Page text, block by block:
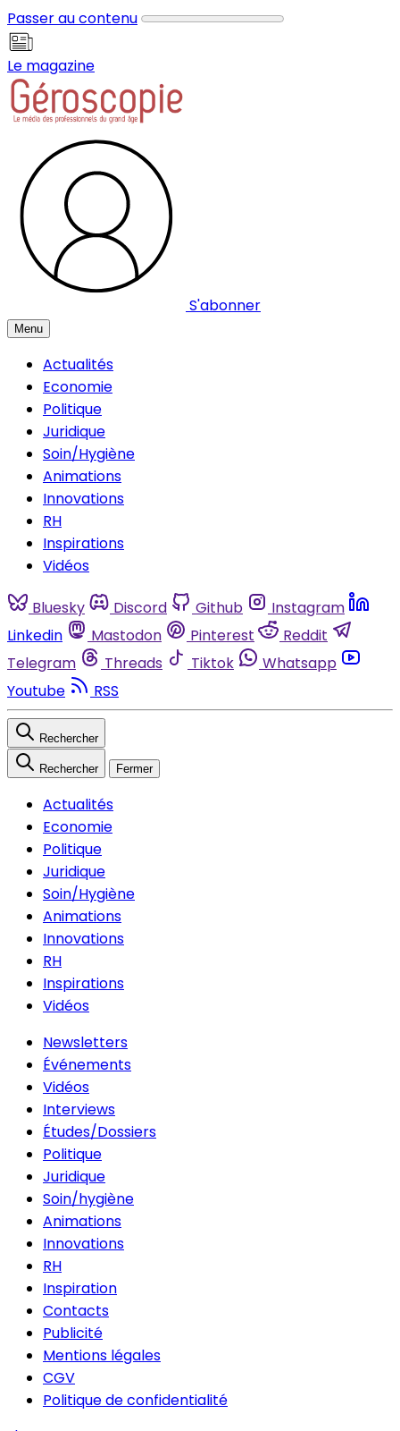
Passer au contenu
Le magazine
S'abonner
Menu
Actualités
Economie
Politique
Juridique
Soin/Hygiène
Animations
Innovations
RH
Inspirations
Vidéos
Bluesky Discord Github
Instagram
Linkedin
Mastodon Pinterest
Reddit
Telegram
Threads Tiktok
Whatsapp
Youtube
RSS
Rechercher
Rechercher Fermer
Actualités
Economie
Politique
Juridique
Soin/Hygiène
Animations
Innovations
RH
Inspirations
Vidéos
Newsletters
Événements
Vidéos
Interviews
Études/Dossiers
Politique
Juridique
Soin/hygiène
Animations
Innovations
RH
Inspiration
Contacts
Publicité
Mentions légales
CGV
Politique de confidentialité
Panneau de gestion des cookies